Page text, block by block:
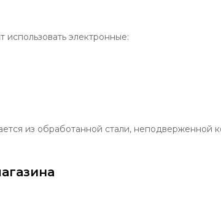
электронные:
из обработанной стали, неподверженной